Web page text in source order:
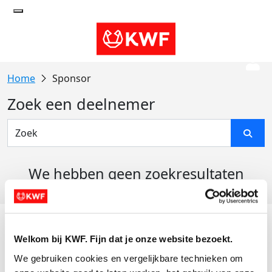
Welkom bij KWF. Fijn dat je onze website bezoekt.
We gebruiken cookies en vergelijkbare technieken om
Sponsor
Zoek een deelnemer
We hebben geen zoekresultaten
Actiematerialen
Evenementen